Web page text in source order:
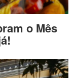
o Mês